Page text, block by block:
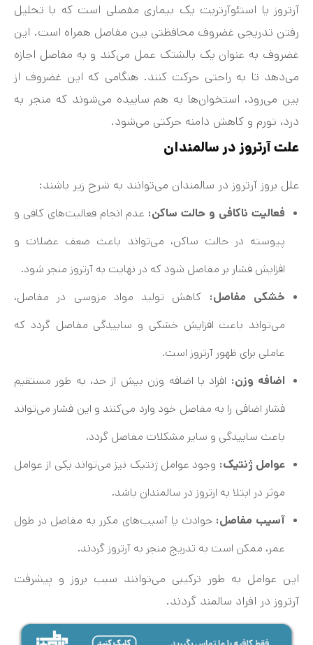
آرتروز یا استئوآرتریت یک بیماری مفصلی است که با تحلیل
رفتن تدریجی غضروف محافظتی بین مفاصل همراه است. این
غضروف به عنوان یک بالشتک عمل می‌کند و به مفاصل اجازه
می‌دهد تا به راحتی حرکت کنند. هنگامی که این غضروف از
بین می‌رود، استخوان‌ها به هم ساییده می‌شوند که منجر به
درد، تورم و کاهش دامنه حرکتی می‌شود.
علت آرتروز در سالمندان
علل بروز آرتروز در سالمندان می‌توانند به شرح زیر باشند:
فعالیت ناکافی و حالت ساکن: عدم انجام فعالیت‌های کافی و
پیوسته در حالت ساکن، می‌تواند باعث ضعف عضلات و
افزایش فشار بر مفاصل شود که در نهایت به آرتروز منجر شود.
خشکی مفاصل: کاهش تولید مواد مزوسی در مفاصل،
می‌تواند باعث افزایش خشکی و ساییدگی مفاصل گردد که
عاملی برای ظهور آرتروز است.
اضافه وزن: افراد با اضافه وزن بیش از حد، به طور مستقیم
فشار اضافی را به مفاصل خود وارد می‌کنند و این فشار می‌تواند
باعث ساییدگی و سایر مشکلات مفاصل گردد.
عوامل ژنتیک: وجود عوامل ژنتیک نیز می‌تواند یکی از عوامل
موثر در ابتلا به ارتروز در سالمندان باشد.
آسیب مفاصل: حوادث یا آسیب‌های مکرر به مفاصل در طول
عمر، ممکن است به تدریج منجر به آرتروز گردند.
این عوامل به طور ترکیبی می‌توانند سبب بروز و پیشرفت
آرتروز در افراد سالمند گردند.